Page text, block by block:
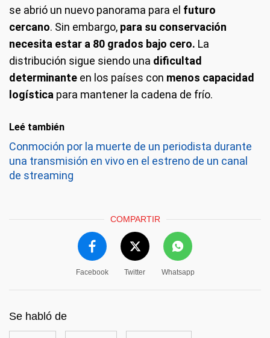
se abrió un nuevo panorama para el futuro
cercano. Sin embargo, para su conservación
necesita estar a 80 grados bajo cero. La
distribución sigue siendo una dificultad
determinante en los países con menos capacidad
logística para mantener la cadena de frío.
Leé también
Conmoción por la muerte de un periodista durante
una transmisión en vivo en el estreno de un canal
de streaming
COMPARTIR
Facebook Twitter Whatsapp
Se habló de